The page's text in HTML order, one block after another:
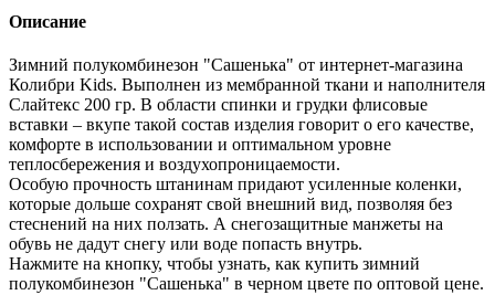
Описание
Зимний полукомбинезон "Сашенька" от интернет-магазина
Колибри Kids. Выполнен из мембранной ткани и наполнителя
Слайтекс 200 гр. В области спинки и грудки флисовые
вставки – вкупе такой состав изделия говорит о его качестве,
комфорте в использовании и оптимальном уровне
теплосбережения и воздухопроницаемости.
Особую прочность штанинам придают усиленные коленки,
которые дольше сохранят свой внешний вид, позволяя без
стеснений на них ползать. А снегозащитные манжеты на
обувь не дадут снегу или воде попасть внутрь.
Нажмите на кнопку, чтобы узнать, как купить зимний
полукомбинезон "Сашенька" в черном цвете по оптовой цене.